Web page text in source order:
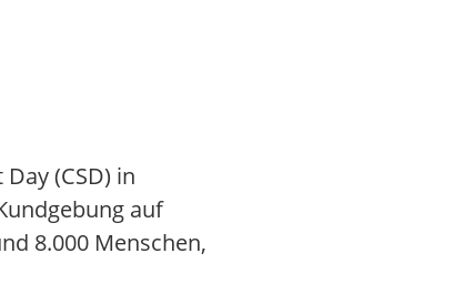
(CSD) in
auf
8.000 Menschen,